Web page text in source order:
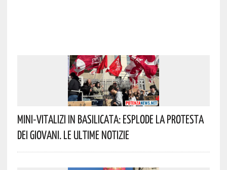
Mini-Vitalizi In Basilicata: Esplode La Protesta
Dei Giovani. Le Ultime Notizie